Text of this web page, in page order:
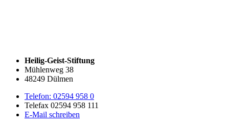
Heilig-Geist-Stiftung
Mühlenweg 38
48249 Dülmen
Telefon: 02594 958 0
Telefax 02594 958 111
E-Mail schreiben